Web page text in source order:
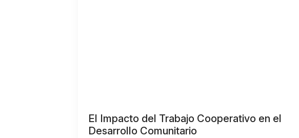
El Impacto del Trabajo Cooperativo en el
Desarrollo Comunitario